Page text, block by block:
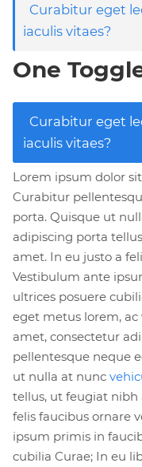
Curabitur eget
iaculis vitaes?
One
Curabitur eget
iaculis vitaes?
Lorem ipsum dolor
Curabitur
porta. Quisque ut
adipiscing porta
amet. In eu justo a
Vestibulum ante
ultrices posuere
eget metus lorem,
amet, consectetur
pellentesque neque
ut nulla at nunc
tellus, ut feugiat nibh
felis faucibus ornare
ipsum primis in
cubilia Curae; In eu